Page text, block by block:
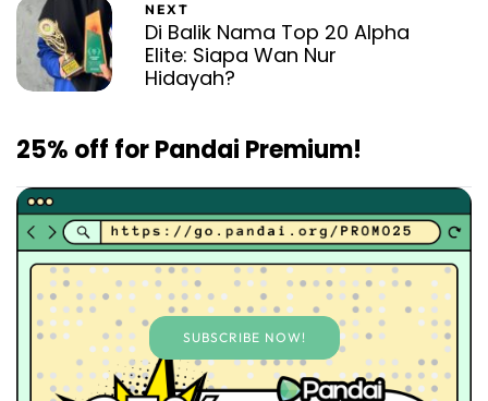
NEXT
Di Balik Nama Top 20 Alpha
Elite: Siapa Wan Nur
Hidayah?
25% off for Pandai Premium!
SUBSCRIBE NOW!